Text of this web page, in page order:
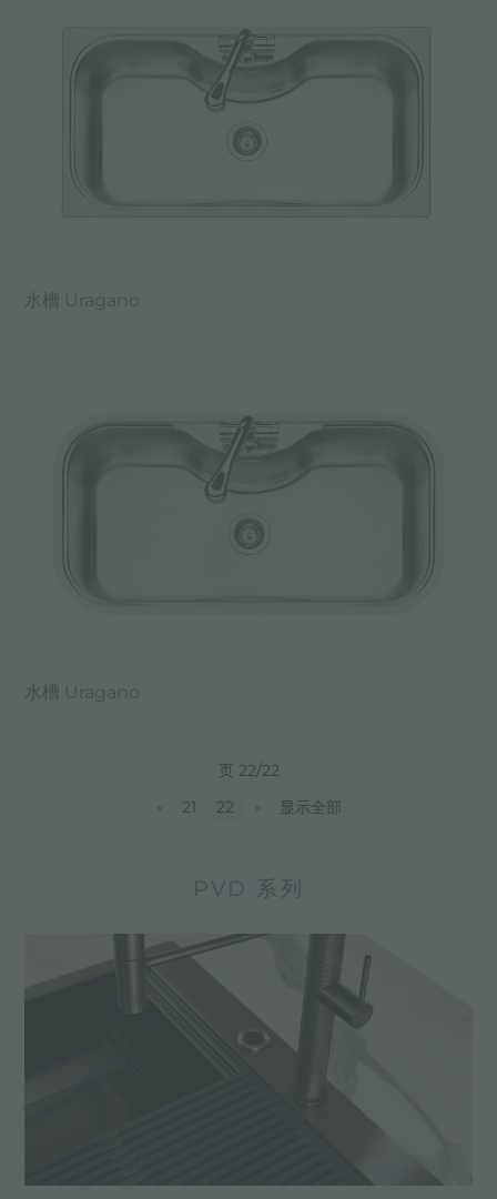
水槽 Uragano
水槽 Uragano
页 22/22
«
21 22 » 显示全部
PVD 系列